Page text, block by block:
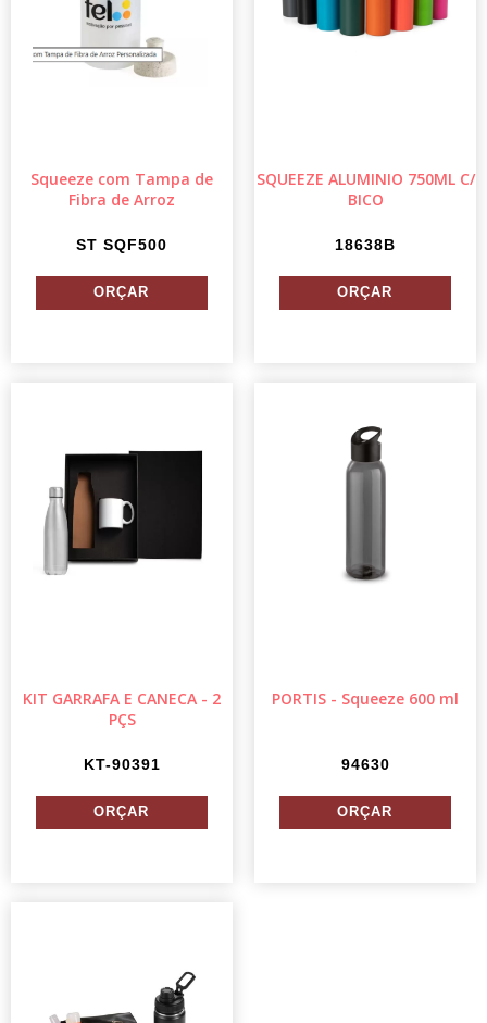
Squeeze com Tampa de
Fibra de Arroz
ST SQF500
SQUEEZE ALUMINIO 750ML C/
BICO
18638B
KIT GARRAFA E CANECA - 2
PÇS
KT-90391
PORTIS - Squeeze 600 ml
94630